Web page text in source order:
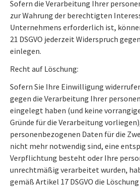
Sofern die Verarbeitung Ihrer
zur Wahrung der berechtigten
Unternehmens erforderlich ist,
21 DSGVO jederzeit Widerspruch
einlegen.
Recht auf Löschung:
Sofern Sie Ihre Einwilligung
gegen die Verarbeitung Ihrer
eingelegt haben (und keine
Gründe für die Verarbeitung
personenbezogenen Daten für die
nicht mehr notwendig sind, eine
Verpflichtung besteht oder Ihre
unrechtmäßig verarbeitet wurden,
gemäß Artikel 17 DSGVO die